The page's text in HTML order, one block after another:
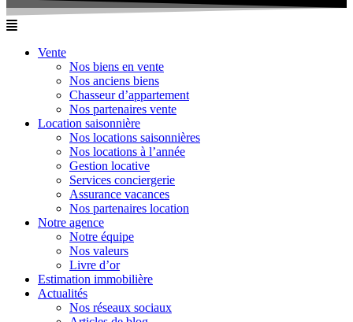
Vente
Nos biens en vente
Nos anciens biens
Chasseur d’appartement
Nos partenaires vente
Location saisonnière
Nos locations saisonnières
Nos locations à l’année
Gestion locative
Services conciergerie
Assurance vacances
Nos partenaires location
Notre agence
Notre équipe
Nos valeurs
Livre d’or
Estimation immobilière
Actualités
Nos réseaux sociaux